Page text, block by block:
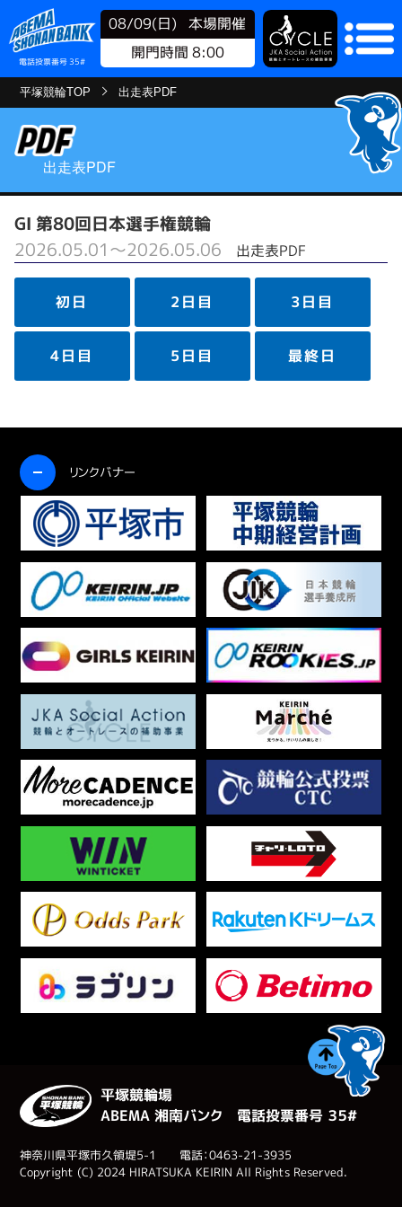
電話投票番号 35#
08/09(日)
本場開催
開門時間 8:00
平塚競輪TOP 出走表PDF
出走表PDF
GⅠ 第80回日本選手権競輪
2026.05.01～2026.05.06
出走表PDF
初日 2日目 3日目
4日目 5日目 最終日
リンクバナー
開く
平塚競輪場
ABEMA 湘南バンク 電話投票番号 ３５#
神奈川県平塚市久領堤5-1 電話：0463-21-3935
Copyright (C) 2024 HIRATSUKA KEIRIN All Rights Reserved.